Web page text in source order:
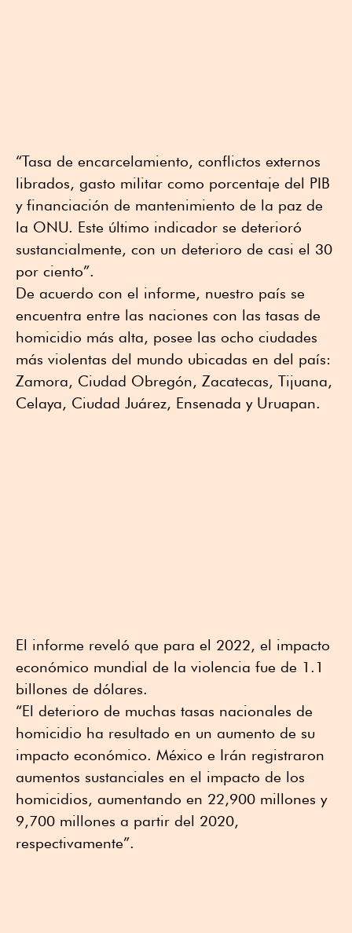
“Tasa de encarcelamiento, conflictos externos
librados, gasto militar como porcentaje del PIB
y financiación de mantenimiento de la paz de
la ONU. Este último indicador se deterioró
sustancialmente, con un deterioro de casi el 30
por ciento”.
De acuerdo con el informe, nuestro país se
encuentra entre las naciones con las tasas de
homicidio más alta, posee las ocho ciudades
más violentas del mundo ubicadas en del país:
Zamora, Ciudad Obregón, Zacatecas, Tijuana,
Celaya, Ciudad Juárez, Ensenada y Uruapan.
El informe reveló que para el 2022, el impacto
económico mundial de la violencia fue de 1.1
billones de dólares.
“El deterioro de muchas tasas nacionales de
homicidio ha resultado en un aumento de su
impacto económico. México e Irán registraron
aumentos sustanciales en el impacto de los
homicidios, aumentando en 22,900 millones y
9,700 millones a partir del 2020,
respectivamente”.